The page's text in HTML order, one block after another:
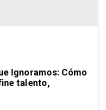
Ignoramos: Cómo
talento,